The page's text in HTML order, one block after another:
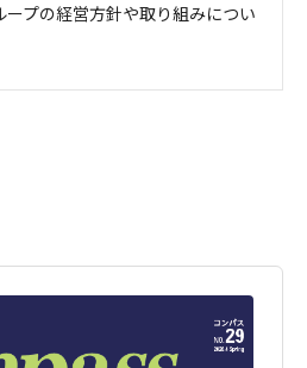
プの経営方針や取り組みについ